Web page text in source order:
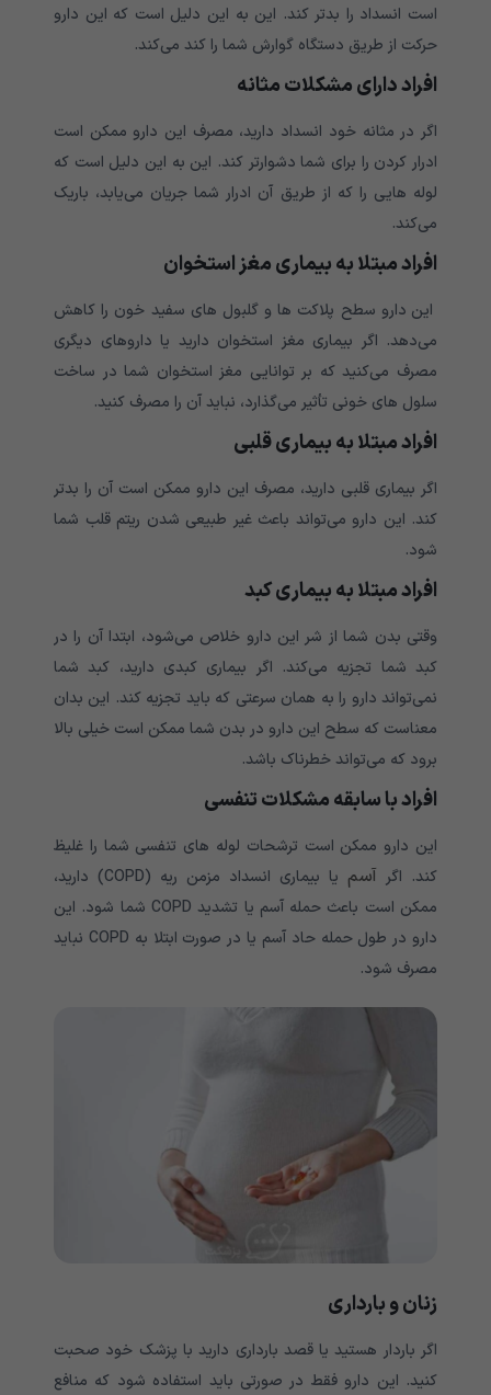
است انسداد را بدتر کند. این به این دلیل است که این دارو
حرکت از طریق دستگاه گوارش شما را کند می‌‌‌‌‌‌‌‌‌‌کند.
افراد دارای مشکلات مثانه
اگر در مثانه خود انسداد دارید، مصرف این دارو ممکن است
ادرار کردن را برای شما دشوارتر کند. این به این دلیل است که
لوله هایی را که از طریق آن ادرار شما جریان می‌‌‌‌‌‌‌‌‌‌یابد، باریک
می‌‌‌‌‌‌‌‌‌‌کند.
افراد مبتلا به بیماری مغز استخوان
این دارو سطح پلاکت ها و گلبول های سفید خون را کاهش
می‌‌‌‌‌‌‌‌‌‌دهد. اگر بیماری مغز استخوان دارید یا داروهای دیگری
مصرف می‌‌‌‌‌‌‌‌‌‌کنید که بر توانایی مغز استخوان شما در ساخت
سلول های خونی تأثیر می‌‌‌‌‌‌‌‌‌‌گذارد، نباید آن را مصرف کنید.
افراد مبتلا به بیماری قلبی
اگر بیماری قلبی دارید، مصرف این دارو ممکن است آن را بدتر
کند. این دارو می‌‌‌‌‌‌‌‌‌‌تواند باعث غیر طبیعی شدن ریتم قلب شما
شود.
افراد مبتلا به بیماری کبد
وقتی بدن شما از شر این دارو خلاص می‌‌‌‌‌‌‌‌‌‌شود، ابتدا آن را در
کبد شما تجزیه می‌‌‌‌‌‌‌‌‌‌کند. اگر بیماری کبدی دارید، کبد شما
نمی‌‌‌‌‌‌‌‌‌‌تواند دارو را به همان سرعتی که باید تجزیه کند. این بدان
معناست که سطح این دارو در بدن شما ممکن است خیلی بالا
برود که می‌‌‌‌‌‌‌‌‌‌تواند خطرناک باشد.
افراد با سابقه مشکلات تنفسی
این دارو ممکن است ترشحات لوله های تنفسی شما را غلیظ
کند. اگر آسم
یا بیماری انسداد مزمن ریه (COPD) دارید،
ممکن است باعث حمله آسم یا تشدید COPD شما شود. این
دارو در طول حمله حاد آسم یا در صورت ابتلا به COPD نباید
مصرف شود.
زنان و بارداری
اگر باردار هستید یا قصد بارداری دارید با پزشک خود صحبت
کنید. این دارو فقط در صورتی باید استفاده شود که منافع